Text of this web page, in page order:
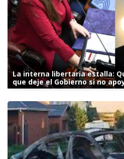
La interna libertaria estalla:
que deje el Gobierno si no